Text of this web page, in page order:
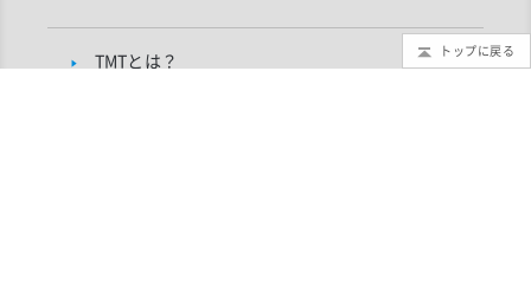
TMTとは？ トップに戻る